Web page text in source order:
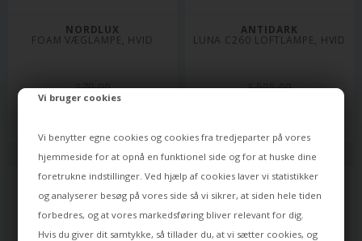
Vi bruger cookies
Vi benytter egne cookies og cookies fra tredjeparter på vores
hjemmeside for at opnå en funktionel side og for at huske dine
foretrukne indstillinger. Ved hjælp af cookies laver vi statistikker
og analyserer besøg på vores side så vi sikrer, at siden hele tiden
forbedres, og at vores markedsføring bliver relevant for dig.
Hvis du giver dit samtykke, så tillader du, at vi sætter cookies, og
NORDLUX
FOAM VÆGLAMPE, HVID
179,00
126,00DKK
ANTIDARK
LUNA C260 LOFTLAMPE, HVID
1.595,00